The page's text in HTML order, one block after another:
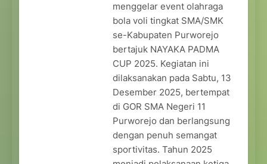
menggelar event olahraga
bola voli tingkat SMA/SMK
se-Kabupaten Purworejo
bertajuk NAYAKA PADMA
CUP 2025. Kegiatan ini
dilaksanakan pada Sabtu, 13
Desember 2025, bertempat
di GOR SMA Negeri 11
Purworejo dan berlangsung
dengan penuh semangat
sportivitas. Tahun 2025